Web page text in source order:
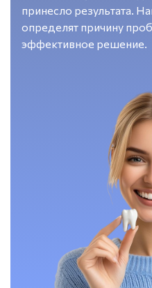
принесло результата.
определят причину
эффективное решение.